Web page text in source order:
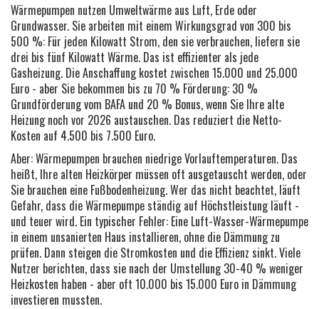
Wärmepumpen nutzen Umweltwärme aus Luft, Erde oder
Grundwasser. Sie arbeiten mit einem Wirkungsgrad von 300 bis
500 %: Für jeden Kilowatt Strom, den sie verbrauchen, liefern sie
drei bis fünf Kilowatt Wärme. Das ist effizienter als jede
Gasheizung. Die Anschaffung kostet zwischen 15.000 und 25.000
Euro - aber Sie bekommen bis zu 70 % Förderung: 30 %
Grundförderung vom BAFA und 20 % Bonus, wenn Sie Ihre alte
Heizung noch vor 2026 austauschen. Das reduziert die Netto-
Kosten auf 4.500 bis 7.500 Euro.
Aber: Wärmepumpen brauchen niedrige Vorlauftemperaturen. Das
heißt, Ihre alten Heizkörper müssen oft ausgetauscht werden, oder
Sie brauchen eine Fußbodenheizung. Wer das nicht beachtet, läuft
Gefahr, dass die Wärmepumpe ständig auf Höchstleistung läuft -
und teuer wird. Ein typischer Fehler: Eine Luft-Wasser-Wärmepumpe
in einem unsanierten Haus installieren, ohne die Dämmung zu
prüfen. Dann steigen die Stromkosten und die Effizienz sinkt. Viele
Nutzer berichten, dass sie nach der Umstellung 30-40 % weniger
Heizkosten haben - aber oft 10.000 bis 15.000 Euro in Dämmung
investieren mussten.